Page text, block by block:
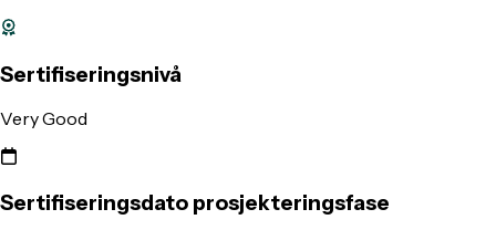
Sertifiseringsnivå
Very Good
Sertifiseringsdato prosjekteringsfase